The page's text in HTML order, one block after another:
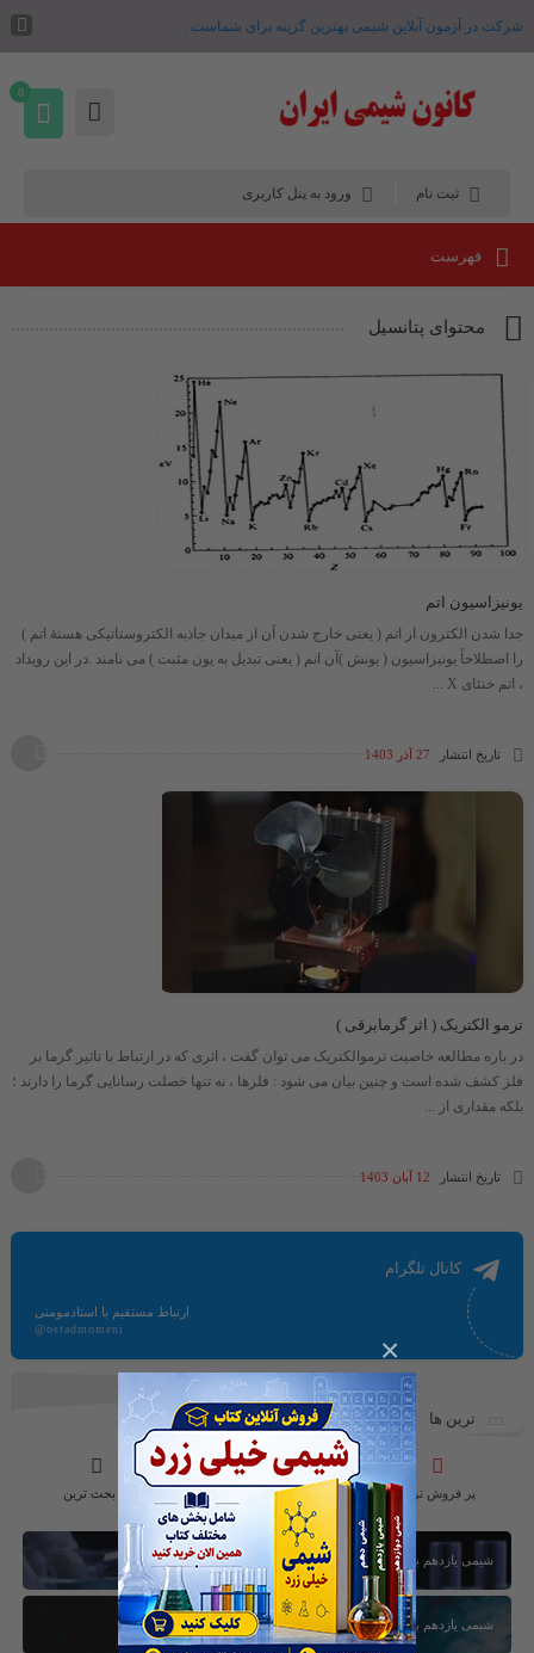
×
شرکت در آزمون آنلاین شیمی بهترین گزینه برای شماست .
ثبت نام ورود به پنل کاربری
0
فهرست
محتوای پتانسیل
یونیزاسیون اتم
جدا شدن الکترون از اتم ( یعنی خارج شدن آن از میدان جاذبه الکتروستاتیکی هستۀ اتم )
را اصطلاحاً یونیزاسیون ( یونش )آن اتم ( یعنی تبدیل به یون مثبت ) می نامند .در این رویداد
، اتم خنثای X ...
تاریخ انتشار 27 آذر 1403
ترمو الکتریک ( اثر گرمابرقی )
در باره مطالعه خاصیت ترموالکتریک می توان گفت ، اثری که در ارتباط با تاثیر گرما بر
فلز کشف شده است و چنین بیان می شود : فلزها ، نه تنها خصلت رسانایی گرما را دارند ؛
بلکه مقداری از ...
تاریخ انتشار 12 آبان 1403
کانال تلگرام
ارتباط مستقیم با استادمومنی
@ostadmomeni
ترین ها
پر فروش ترین محبوب ترین ها پر بحث ترین
شیمی یازدهم بخش اول
شیمی یازدهم بخش سوم